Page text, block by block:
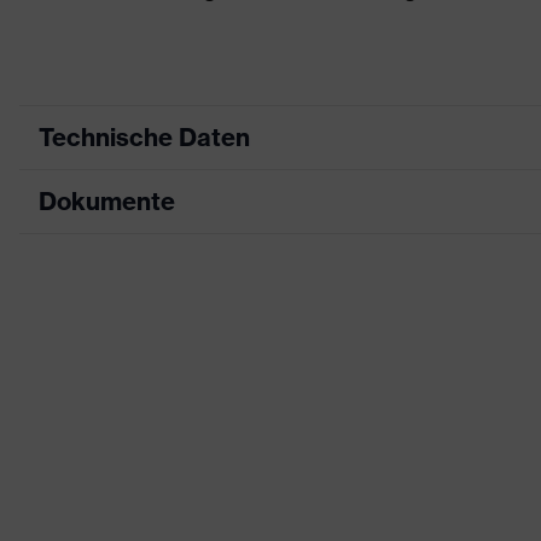
Technische Daten
Produktart
Dokumente